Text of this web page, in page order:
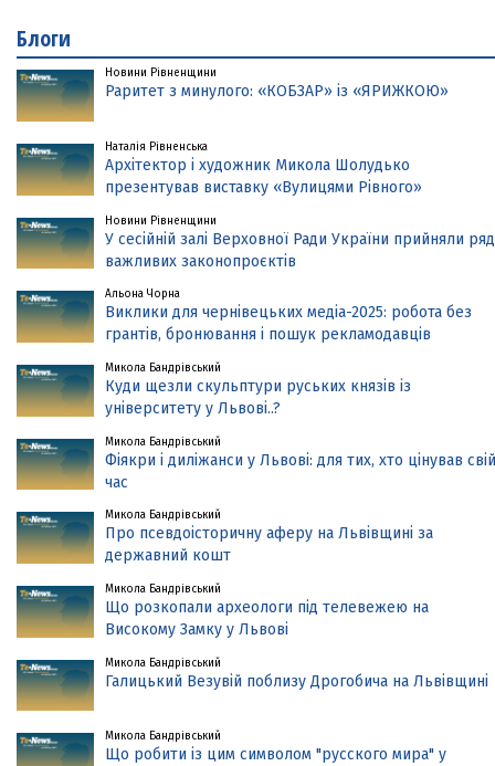
Блоги
Новини Рівненщини
Раритет з минулого: «КОБЗАР» із «ЯРИЖКОЮ»
Наталія Рівненська
Архітектор і художник Микола Шолудько
презентував виставку «Вулицями Рівного»
Новини Рівненщини
У сесійній залі Верховної Ради України прийняли ряд
важливих законопроєктів
Альона Чорна
Виклики для чернівецьких медіа-2025: робота без
грантів, бронювання і пошук рекламодавців
Микола Бандрівський
Куди щезли скульптури руських князів із
університету у Львові..?
Микола Бандрівський
Фіякри і диліжанси у Львові: для тих, хто цінував свій
час
Микола Бандрівський
Про псевдоісторичну аферу на Львівщині за
державний кошт
Микола Бандрівський
Що розкопали археологи під телевежею на
Високому Замку у Львові
Микола Бандрівський
Галицький Везувій поблизу Дрогобича на Львівщині
Микола Бандрівський
Що робити із цим символом "русского мира" у